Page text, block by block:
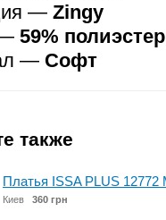
— Zingy
59%
— Софт
также
Платья ISSA PLUS 12772
Киев 360 грн